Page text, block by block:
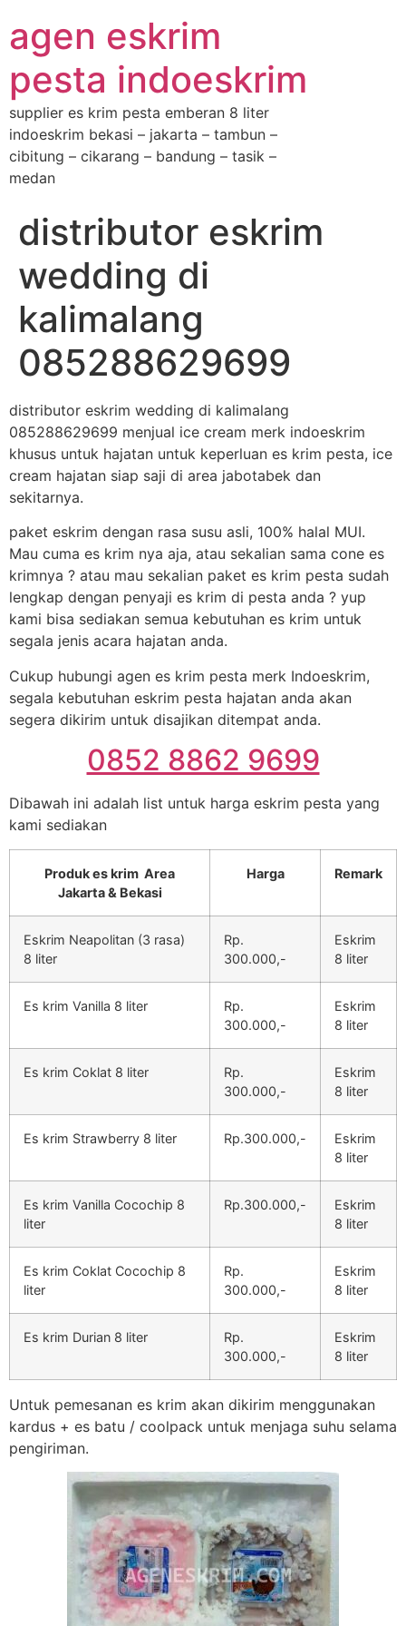
agen eskrim
pesta indoeskrim
supplier es krim pesta emberan 8 liter
indoeskrim bekasi – jakarta – tambun –
cibitung – cikarang – bandung – tasik –
medan
distributor eskrim
wedding di
kalimalang
085288629699
distributor eskrim wedding di kalimalang
085288629699 menjual ice cream merk indoeskrim
khusus untuk hajatan untuk keperluan es krim pesta, ice
cream hajatan siap saji di area jabotabek dan
sekitarnya.
paket eskrim dengan rasa susu asli, 100% halal MUI.
Mau cuma es krim nya aja, atau sekalian sama cone es
krimnya ? atau mau sekalian paket es krim pesta sudah
lengkap dengan penyaji es krim di pesta anda ? yup
kami bisa sediakan semua kebutuhan es krim untuk
segala jenis acara hajatan anda.
Cukup hubungi agen es krim pesta merk Indoeskrim,
segala kebutuhan eskrim pesta hajatan anda akan
segera dikirim untuk disajikan ditempat anda.
0852 8862 9699
Dibawah ini adalah list untuk harga eskrim pesta yang
kami sediakan
Produk es krim Area
Jakarta & Bekasi
Harga Remark
Eskrim Neapolitan (3 rasa)
8 liter
Rp.
300.000,-
Eskrim
8 liter
Es krim Vanilla 8 liter
Rp.
300.000,-
Eskrim
8 liter
Es krim Coklat 8 liter
Rp.
300.000,-
Eskrim
8 liter
Es krim Strawberry 8 liter Rp.300.000,-
Eskrim
8 liter
Es krim Vanilla Cocochip 8
liter
Rp.300.000,-
Eskrim
8 liter
Es krim Coklat Cocochip 8
liter
Rp.
300.000,-
Eskrim
8 liter
Es krim Durian 8 liter
Rp.
300.000,-
Eskrim
8 liter
Untuk pemesanan es krim akan dikirim menggunakan
kardus + es batu / coolpack untuk menjaga suhu selama
pengiriman.